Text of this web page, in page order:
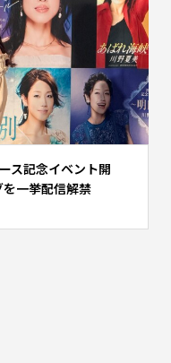
ス記念イベント開
一挙配信解禁